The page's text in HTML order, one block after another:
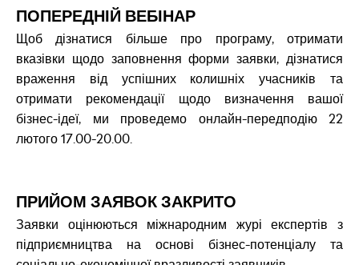
ПОПЕРЕДНІЙ ВЕБІНАР
Щоб дізнатися більше про програму, отримати
вказівки щодо заповнення форми заявки, дізнатися
враження від успішних колишніх учасників та
отримати рекомендації щодо визначення вашої
бізнес-ідеї, ми проведемо онлайн-передподію 22
лютого 17.00-20.00.
ПРИЙОМ ЗАЯВОК ЗАКРИТО
Заявки оцінюються міжнародним журі експертів з
підприємництва на основі бізнес-потенціалу та